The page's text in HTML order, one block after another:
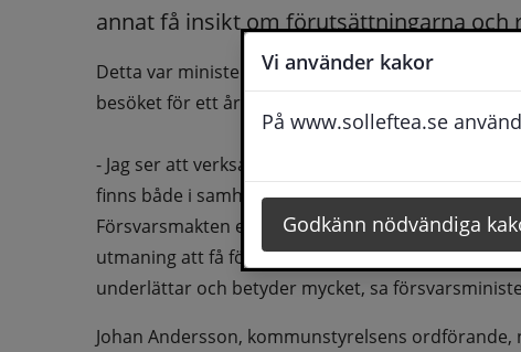
Vi använder kakor
På www.solleftea.se
Godkänn nödvändiga
annat få insikt om förutsättningarna och
Detta var ministerns andra besök i Sollefteå och
besöket för ett år sedan.
- Jag ser att verksamheten fortsätter att växa och
finns både i samhället och hos kommunen. Det
Försvarsmakten expanderar även på andra
utmaning att få förståelse för att verksamheten
underlättar och betyder mycket, sa
Johan Andersson, kommunstyrelsens